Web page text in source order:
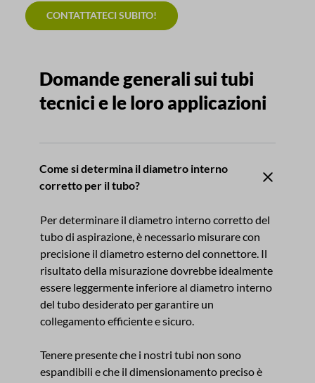
CONTATTATECI SUBITO!
Domande generali sui tubi
tecnici e le loro applicazioni
Come si determina il diametro interno
corretto per il tubo?
Per determinare il diametro interno corretto del
tubo di aspirazione, è necessario misurare con
precisione il diametro esterno del connettore. Il
risultato della misurazione dovrebbe idealmente
essere leggermente inferiore al diametro interno
del tubo desiderato per garantire un
collegamento efficiente e sicuro.
Tenere presente che i nostri tubi non sono
espandibili e che il dimensionamento preciso è